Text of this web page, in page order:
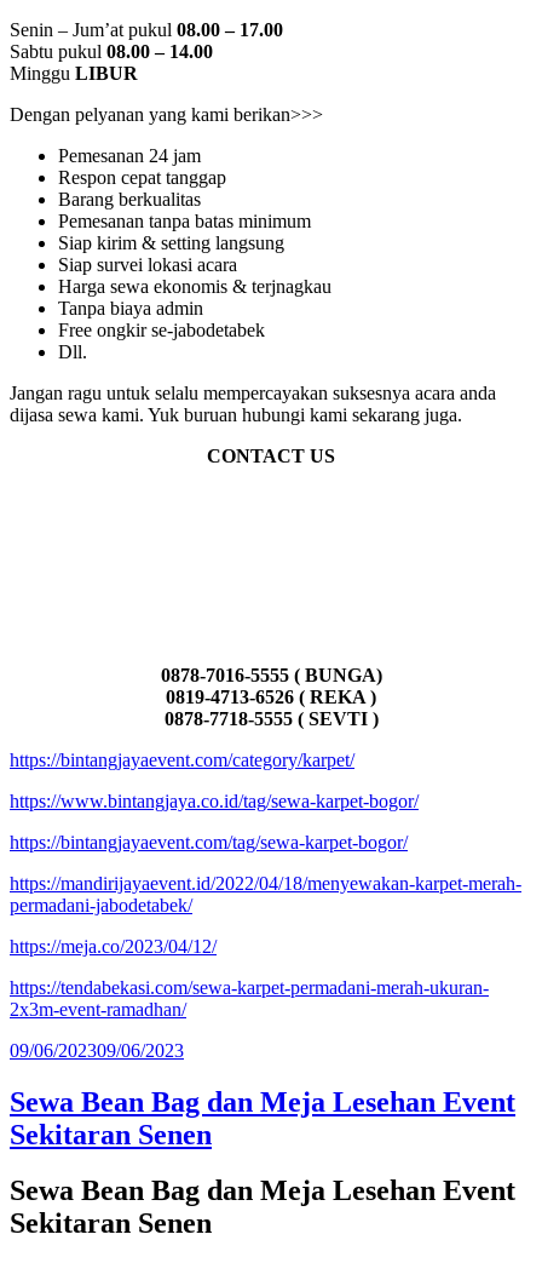
Senin – Jum’at pukul 08.00 – 17.00
Sabtu pukul 08.00 – 14.00
Minggu LIBUR
Dengan pelyanan yang kami berikan>>>
Pemesanan 24 jam
Respon cepat tanggap
Barang berkualitas
Pemesanan tanpa batas minimum
Siap kirim & setting langsung
Siap survei lokasi acara
Harga sewa ekonomis & terjnagkau
Tanpa biaya admin
Free ongkir se-jabodetabek
Dll.
Jangan ragu untuk selalu mempercayakan suksesnya acara anda
dijasa sewa kami. Yuk buruan hubungi kami sekarang juga.
CONTACT US
0878-7016-5555 ( BUNGA)
0819-4713-6526 ( REKA )
0878-7718-5555 ( SEVTI )
https://bintangjayaevent.com/category/karpet/
https://www.bintangjaya.co.id/tag/sewa-karpet-bogor/
https://bintangjayaevent.com/tag/sewa-karpet-bogor/
https://mandirijayaevent.id/2022/04/18/menyewakan-karpet-merah-
permadani-jabodetabek/
https://meja.co/2023/04/12/
https://tendabekasi.com/sewa-karpet-permadani-merah-ukuran-
2x3m-event-ramadhan/
Diposkan
09/06/202309/06/2023
Sewa Bean Bag dan Meja Lesehan Event
Sekitaran Senen
Sewa Bean Bag dan Meja Lesehan Event
Sekitaran Senen